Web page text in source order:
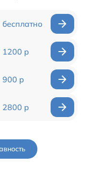
бесплатно
1200 р
900 р
2800 р